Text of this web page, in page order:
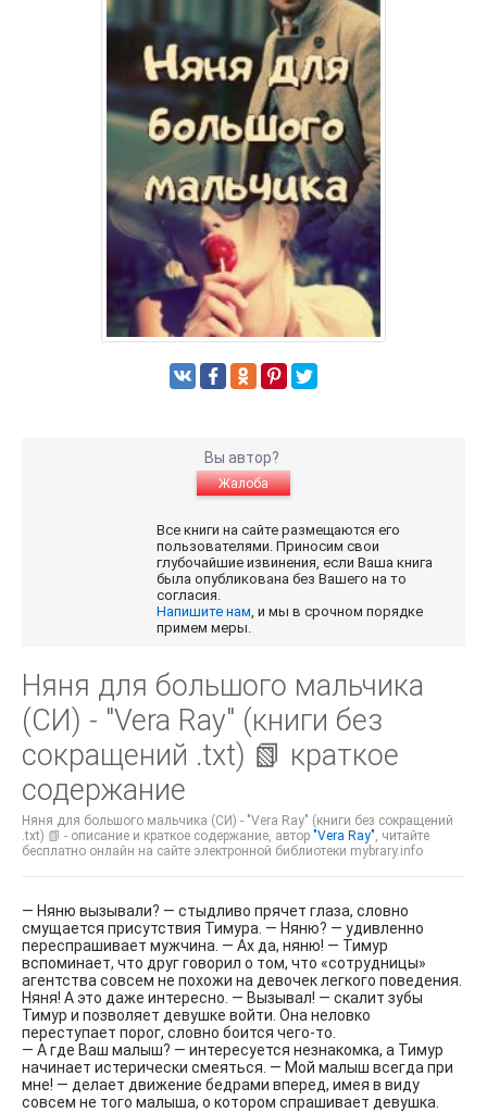
Вы автор?
Жалоба
Все книги на сайте размещаются его
пользователями. Приносим свои
глубочайшие извинения, если Ваша книга
была опубликована без Вашего на то
согласия.
Напишите нам, и мы в срочном порядке
примем меры.
Няня для большого мальчика
(СИ) - "Vera Ray" (книги без
сокращений .txt) 📗 краткое
содержание
Няня для большого мальчика (СИ) - "Vera Ray" (книги без сокращений
.txt) 📗 - описание и краткое содержание, автор "Vera Ray", читайте
бесплатно онлайн на сайте электронной библиотеки mybrary.info
— Няню вызывали? — стыдливо прячет глаза, словно
смущается присутствия Тимура. — Няню? — удивленно
переспрашивает мужчина. — Ах да, няню! — Тимур
вспоминает, что друг говорил о том, что «сотрудницы»
агентства совсем не похожи на девочек легкого поведения.
Няня! А это даже интересно. — Вызывал! — скалит зубы
Тимур и позволяет девушке войти. Она неловко
переступает порог, словно боится чего-то.
— А где Ваш малыш? — интересуется незнакомка, а Тимур
начинает истерически смеяться. — Мой малыш всегда при
мне! — делает движение бедрами вперед, имея в виду
совсем не того малыша, о котором спрашивает девушка.